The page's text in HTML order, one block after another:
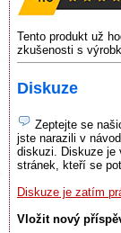
Tento produkt už
zkušenosti s
Diskuze
Zeptejte se
jste narazili v
diskuzi. Diskuze je
stránek, kteří se
Diskuze je zatím
Vložit nový